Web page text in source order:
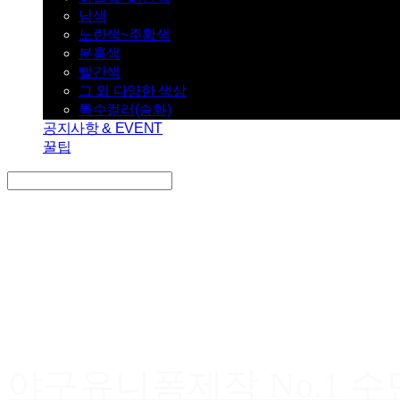
남색
노란색~주황색
분홍색
빨간색
그 외 다양한 색상
특수컬러(승화)
공지사항 & EVENT
꿀팁